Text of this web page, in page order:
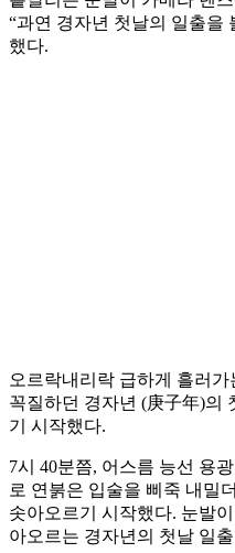
“과연 경자년 첫날의 일출을
했다.
오르락내리락 급하게 흘러
꼭질하던 경자년 (庚子年)의
기 시작했다.
7시 40분쯤, 어스름 능선 용
로 연붉은 입술을 삐죽 내밀
솟아오르기 시작했다. 눈발
아오르는 경자년의 첫날 일